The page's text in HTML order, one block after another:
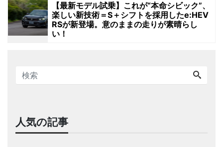
【最新モデル試乗】これが“本命シビック”、
楽しい新技術＝S＋シフトを採用したe:HEV
RSが新登場。意のままの走りが素晴らし
い！
人気の記事